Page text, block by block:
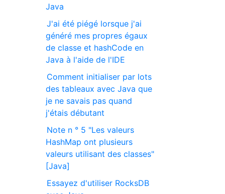
Java
J'ai été piégé lorsque j'ai
généré mes propres égaux
de classe et hashCode en
Java à l'aide de l'IDE
Comment initialiser par lots
des tableaux avec Java que
je ne savais pas quand
j'étais débutant
Note n ° 5 "Les valeurs
HashMap ont plusieurs
valeurs utilisant des classes"
[Java]
Essayez d'utiliser RocksDB